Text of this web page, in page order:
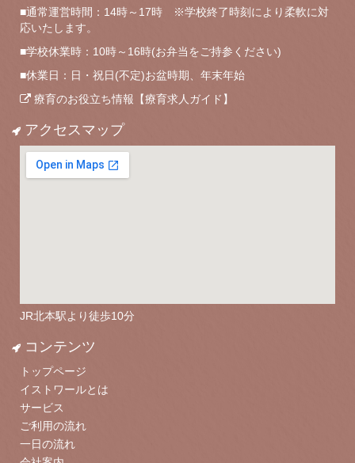
■通常運営時間：14時～17時 ※学校終了時刻により柔軟に対
応いたします。
■学校休業時：10時～16時(お弁当をご持参ください)
■休業日：日・祝日(不定)お盆時期、年末年始
療育のお役立ち情報【療育求人ガイド】
アクセスマップ
JR北本駅より徒歩10分
コンテンツ
トップページ
イストワールとは
サービス
ご利用の流れ
一日の流れ